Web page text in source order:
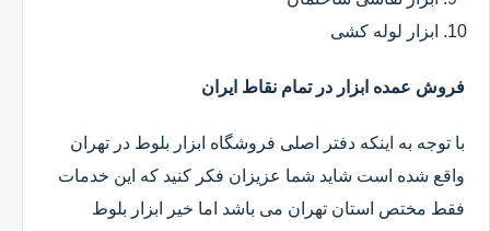
ابزار لوله کشی
فروش عمده ابزار در تمام نقاط ایران
با توجه به اینکه دفتر اصلی فروشگاه ابزار بلوط در تهران
واقع شده است شاید شما عزیزان فکر کنید که این خدمات
فقط مختص استان تهران می باشد اما خیر ابزار بلوط